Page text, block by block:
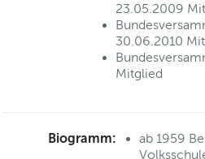
23.05.2009
30.06.2010
Mitglied
Biogramm:
ab 1959